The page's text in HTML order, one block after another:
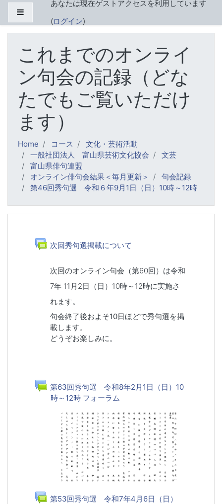
メインコンテンツへスキップする
あなたは現在ゲストアクセスを利用しています
(ログイン)
これまでのオンライ
ン句会の記録（どな
たでもご覧いただけ
ます）
Home コース
文化・芸術活動
一般社団法人 富山県芸術文化協会
文芸
富山県俳句連盟
オンライン俳句会結果＜毎月更新＞
句会記録
第46回秀句選 令和６年9月1日（日）10時～12時
一般 次回秀句選掲載についてフォーラム
次回のオンライン句会（第60回）は令和
7年 11月2日（日）10時～12時に実施さ
れます。
句会終了後およそ10日ほどで秀句選を掲
載します。
どうぞお楽しみに。
第63回秀句選 令和8年2月1日（日）10
時～12時 フォーラム
第53回秀句選 令和7年4月6日（日）